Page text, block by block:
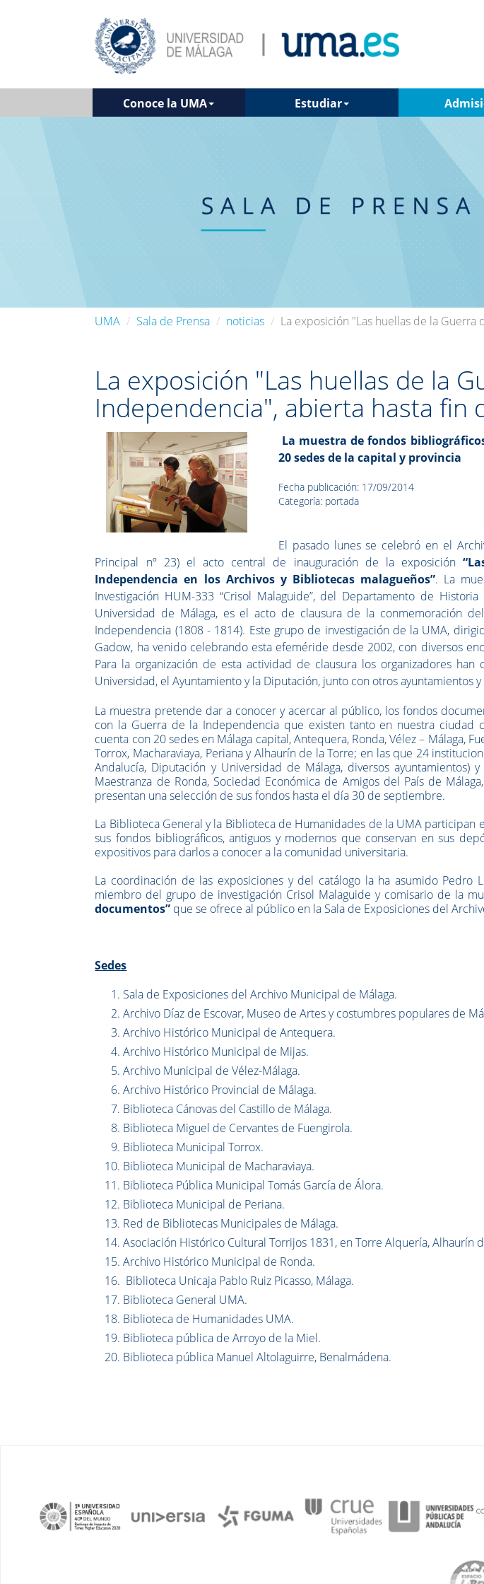
Conoce la UMA Estudiar
UMA Sala de Prensa noticias La exposición "Las huellas de la
La exposición "Las huellas de la
Independencia", abierta hasta fin
La muestra de fondos
20 sedes de la capital y provincia
Fecha publicación: 17/09/2014
Categoría: portada
El pasado lunes se celebró en el
Principal nº 23) el acto central de inauguración de la exposición
Independencia en los Archivos y Bibliotecas malagueños”. La
Investigación HUM-333 “Crisol Malaguide”, del Departamento de
Universidad de Málaga, es el acto de clausura de la conmemoración
Independencia (1808 - 1814). Este grupo de investigación de la UMA,
Gadow, ha venido celebrando esta efeméride desde 2002, con diversos
Para la organización de esta actividad de clausura los organizadores
Universidad, el Ayuntamiento y la Diputación, junto con otros ayuntamientos
La muestra pretende dar a conocer y acercar al público, los fondos
con la Guerra de la Independencia que existen tanto en nuestra ciudad
cuenta con 20 sedes en Málaga capital, Antequera, Ronda, Vélez – Málaga,
Torrox, Macharaviaya, Periana y Alhaurín de la Torre; en las que 24
Andalucía, Diputación y Universidad de Málaga, diversos ayuntamientos)
Maestranza de Ronda, Sociedad Económica de Amigos del País de
presentan una selección de sus fondos hasta el día 30 de septiembre.
La Biblioteca General y la Biblioteca de Humanidades de la UMA participan
sus fondos bibliográficos, antiguos y modernos que conservan en sus
expositivos para darlos a conocer a la comunidad universitaria.
La coordinación de las exposiciones y del catálogo la ha asumido Pedro
miembro del grupo de investigación Crisol Malaguide y comisario de la
documentos” que se ofrece al público en la Sala de Exposiciones del
Sedes
Sala de Exposiciones del Archivo Municipal de Málaga.
Archivo Díaz de Escovar, Museo de Artes y costumbres populares de
Archivo Histórico Municipal de Antequera.
Archivo Histórico Municipal de Mijas.
Archivo Municipal de Vélez-Málaga.
Archivo Histórico Provincial de Málaga.
Biblioteca Cánovas del Castillo de Málaga.
Biblioteca Miguel de Cervantes de Fuengirola.
Biblioteca Municipal Torrox.
Biblioteca Municipal de Macharaviaya.
Biblioteca Pública Municipal Tomás García de Álora.
Biblioteca Municipal de Periana.
Red de Bibliotecas Municipales de Málaga.
Asociación Histórico Cultural Torrijos 1831, en Torre Alquería, Alhaurín
Archivo Histórico Municipal de Ronda.
Biblioteca Unicaja Pablo Ruiz Picasso, Málaga.
Biblioteca General UMA.
Biblioteca de Humanidades UMA.
Biblioteca pública de Arroyo de la Miel.
Biblioteca pública Manuel Altolaguirre, Benalmádena.